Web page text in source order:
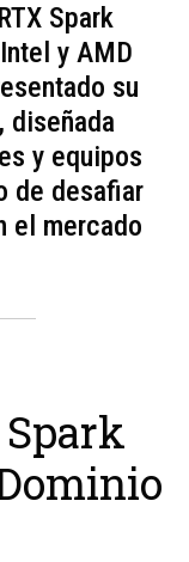
Spark
y AMD
su
diseñada
y equipos
de desafiar
el mercado